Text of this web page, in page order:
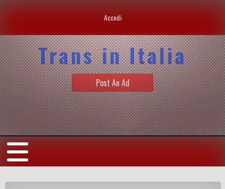
Accedi
Trans in Italia
Post An Ad